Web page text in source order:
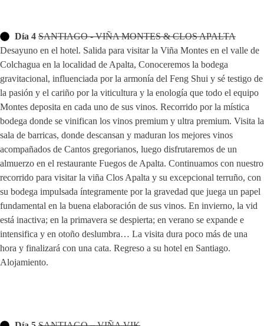
Día 4 SANTIAGO - VIÑA MONTES & CLOS APALTA
Desayuno en el hotel. Salida para visitar la Viña Montes en el valle de
Colchagua en la localidad de Apalta, Conoceremos la bodega
gravitacional, influenciada por la armonía del Feng Shui y sé testigo de
la pasión y el cariño por la viticultura y la enología que todo el equipo
Montes deposita en cada uno de sus vinos. Recorrido por la mística
bodega donde se vinifican los vinos premium y ultra premium. Visita la
sala de barricas, donde descansan y maduran los mejores vinos
acompañados de Cantos gregorianos, luego disfrutaremos de un
almuerzo en el restaurante Fuegos de Apalta. Continuamos con nuestro
recorrido para visitar la viña Clos Apalta y su excepcional terruño, con
su bodega impulsada íntegramente por la gravedad que juega un papel
fundamental en la buena elaboración de sus vinos. En invierno, la vid
está inactiva; en la primavera se despierta; en verano se expande e
intensifica y en otoño deslumbra… La visita dura poco más de una
hora y finalizará con una cata. Regreso a su hotel en Santiago.
Alojamiento.